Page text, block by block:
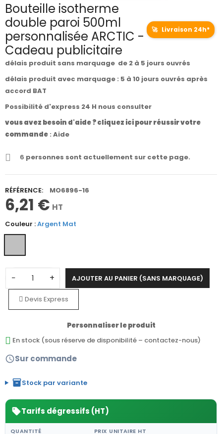
Bouteille isotherme
double paroi 500ml
personnalisée ARCTIC -
Cadeau publicitaire
🚀 Livraison 24h*
délais produit sans marquage de 2 à 5 jours ouvrés
délais produit avec marquage : 5 à 10 jours ouvrés après
accord BAT
Possibilité d'express 24 H nous consulter
vous avez besoin d'aide ? cliquez ici pour réussir votre
commande : Aide
6 personnes sont actuellement sur cette page.
RÉFÉRENCE: MO6896-16
6,21 € HT
Couleur :Argent Mat
− + AJOUTER AU PANIER (SANS MARQUAGE)
Devis Express
Personnaliser le produit
En stock (sous réserve de disponibilité – contactez-nous)
scheduleSur commande
inventory_2Stock par variante
sellTarifs dégressifs (HT)
QUANTITÉ PRIX UNITAIRE HT